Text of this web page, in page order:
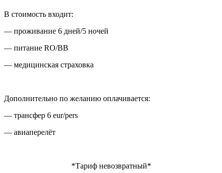
В стоимость входит:
— проживание 6 дней/5 ночей
— питание RO/BB
— медицинская страховка
Дополнительно по желанию оплачивается:
— трансфер 6 eur/pers
— авиаперелёт
*Тариф невозвратный*